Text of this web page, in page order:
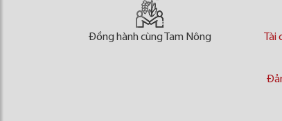
Đồng hành cùng Tam Nông